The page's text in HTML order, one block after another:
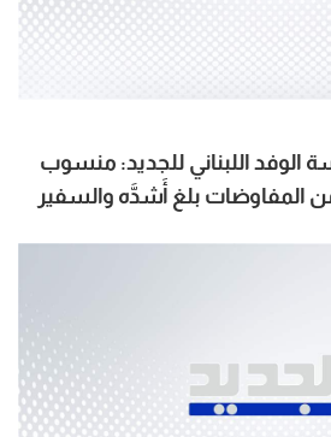
الوفد اللبناني للجديد: منسوب
من المفاوضات بلغ أَشدَّه والسفير